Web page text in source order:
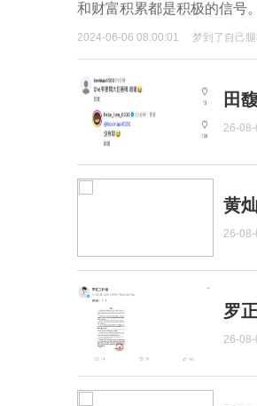
和财富积累都是积极的信号
2024-06-06 08:00:01 梦到了自己
田
26-
黄
26-
罗
26-